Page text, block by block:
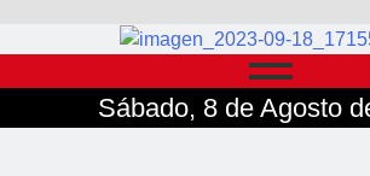
Sábado, 8 de Agosto